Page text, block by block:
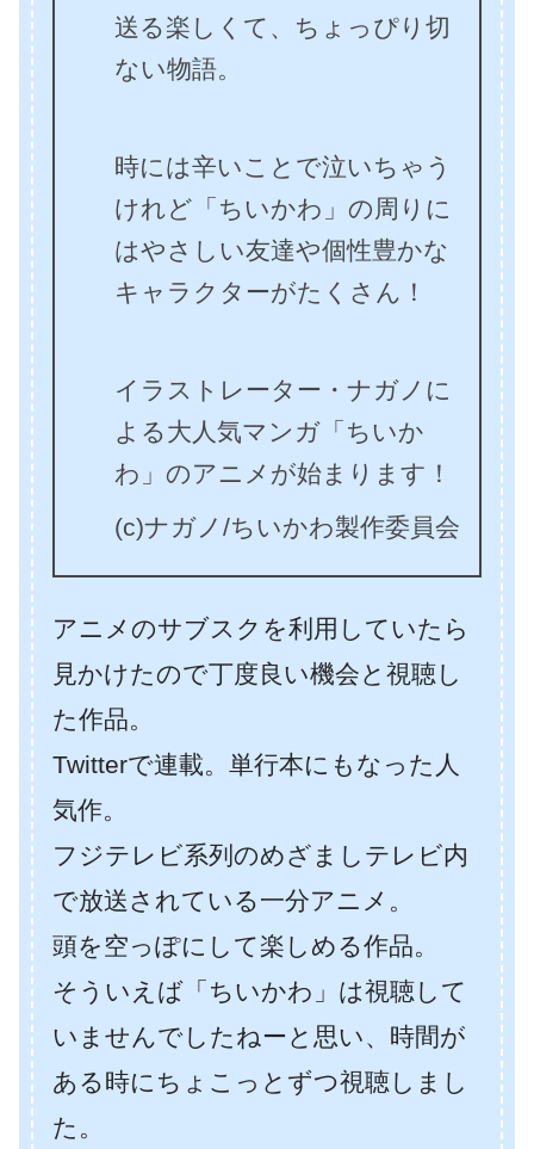
送る楽しくて、ちょっぴり切
ない物語。
時には辛いことで泣いちゃう
けれど「ちいかわ」の周りに
はやさしい友達や個性豊かな
キャラクターがたくさん！
イラストレーター・ナガノに
よる大人気マンガ「ちいか
わ」のアニメが始まります！
(c)ナガノ/ちいかわ製作委員会
アニメのサブスクを利用していたら
見かけたので丁度良い機会と視聴し
た作品。
Twitterで連載。単行本にもなった人
気作。
フジテレビ系列のめざましテレビ内
で放送されている一分アニメ。
頭を空っぽにして楽しめる作品。
そういえば「ちいかわ」は視聴して
いませんでしたねーと思い、時間が
ある時にちょこっとずつ視聴しまし
た。